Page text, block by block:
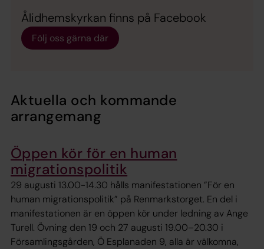
Ålidhemskyrkan finns på Facebook
Följ oss gärna där
Aktuella och kommande
arrangemang
Öppen kör för en human
migrationspolitik
29 augusti 13.00-14.30 hålls manifestationen ”För en
human migrationspolitik” på Renmarkstorget. En del i
manifestationen är en öppen kör under ledning av Ange
Turell. Övning den 19 och 27 augusti 19.00–20.30 i
Församlingsgården, Ö Esplanaden 9, alla är välkomna,